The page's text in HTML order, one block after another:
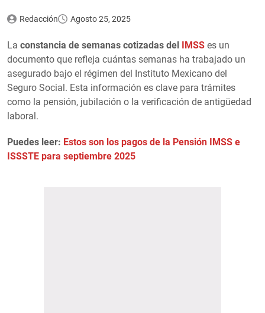
Redacción Agosto 25, 2025
La constancia de semanas cotizadas del IMSS es un
documento que refleja cuántas semanas ha trabajado un
asegurado bajo el régimen del Instituto Mexicano del
Seguro Social. Esta información es clave para trámites
como la pensión, jubilación o la verificación de antigüedad
laboral.
Puedes leer: Estos son los pagos de la Pensión IMSS e
ISSSTE para septiembre 2025